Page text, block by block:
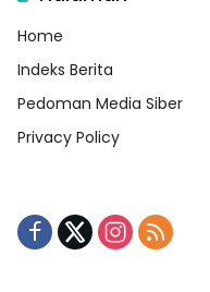
Home
Indeks Berita
Pedoman Media Siber
Privacy Policy